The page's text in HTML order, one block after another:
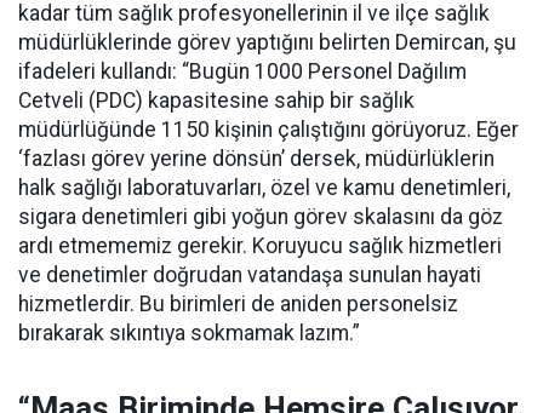
kadar tüm sağlık profesyonellerinin il ve ilçe sağlık
müdürlüklerinde görev yaptığını belirten Demircan, şu
ifadeleri kullandı: “Bugün 1000 Personel Dağılım
Cetveli (PDC) kapasitesine sahip bir sağlık
müdürlüğünde 1150 kişinin çalıştığını görüyoruz. Eğer
‘fazlası görev yerine dönsün’ dersek, müdürlüklerin
halk sağlığı laboratuvarları, özel ve kamu denetimleri,
sigara denetimleri gibi yoğun görev skalasını da göz
ardı etmememiz gerekir. Koruyucu sağlık hizmetleri
ve denetimler doğrudan vatandaşa sunulan hayati
hizmetlerdir. Bu birimleri de aniden personelsiz
bırakarak sıkıntıya sokmamak lazım.”